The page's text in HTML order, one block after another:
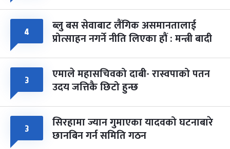
४ ब्लु बस सेवाबाट लैंगिक असमानतालाई
प्रोत्साहन नगर्ने नीति लिएका हौं : मन्त्री बादी
३ एमाले महासचिवको दाबी- रास्वपाको पतन
उदय जत्तिकै छिटो हुन्छ
३ सिरहामा ज्यान गुमाएका यादवको घटनाबारे
छानबिन गर्न समिति गठन